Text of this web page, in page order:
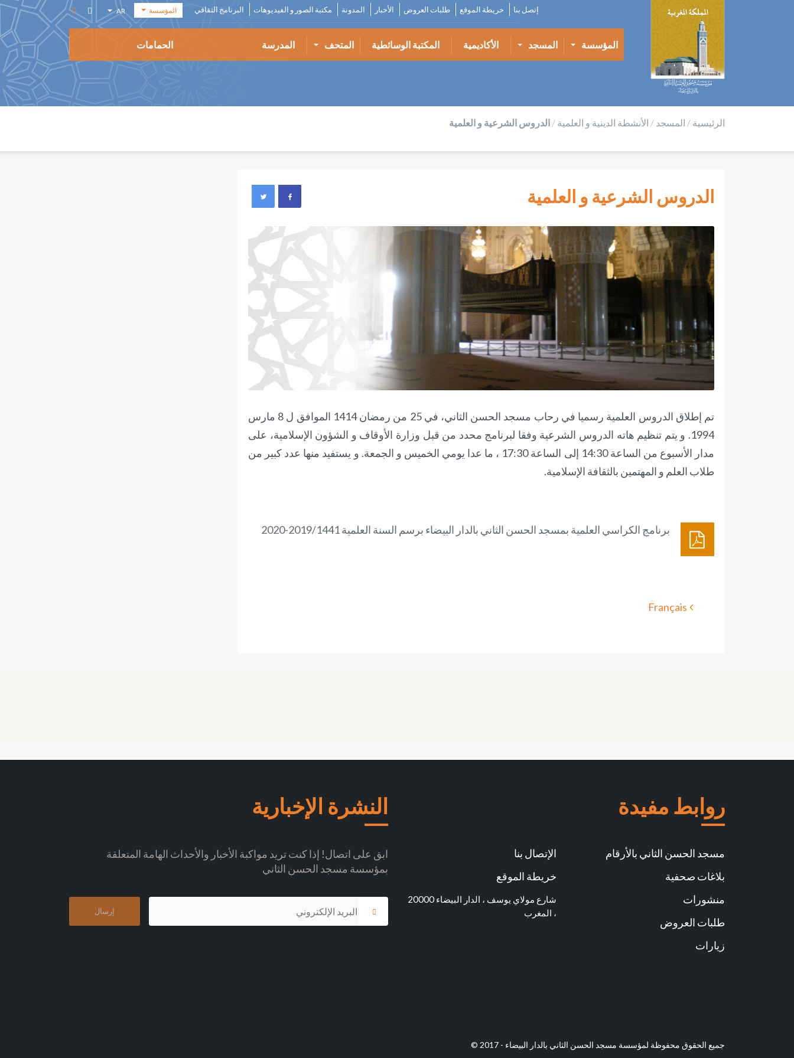
إتصل بنا خريطة الموقع طلبات العروض الأخبار المدونة مكتبة الصور و الفيديوهات البرنامج الثقافي المؤسسة
أكاديمية
الفنون
المؤسسة
AR
EN
ES
المؤسسة المسجد الأكاديمية المكتبة الوسائطية المتحف المدرسة الحمامات
الرئيسية / المسجد / الأنشطة الدينية و العلمية / الدروس الشرعية و العلمية
الدروس الشرعية و العلمية
تم إطلاق الدروس العلمية رسميا في رحاب مسجد الحسن الثاني، في 25 من رمضان 1414 الموافق ل 8 مارس
1994. و يتم تنظيم هاته الدروس الشرعية وفقا لبرنامج محدد من قبل وزارة الأوقاف و الشؤون الإسلامية، على
مدار الأسبوع من الساعة 14:30 إلى الساعة 17:30 ، ما عدا يومي الخميس و الجمعة. و يستفيد منها عدد كبير من
طلاب العلم و المهتمين بالثقافة الإسلامية.
برنامج الكراسي العلمية بمسجد الحسن الثاني بالدار البيضاء برسم السنة العلمية 2019/1441-2020
Français
روابط مفيدة
مسجد الحسن الثاني بالأرقام
بلاغات صحفية
منشورات
طلبات العروض
زيارات
الإتصال بنا
خريطة الموقع
شارع مولاي يوسف ، الدار البيضاء 20000
، المغرب
النشرة الإخبارية
ابق على اتصال! إذا كنت تريد مواكبة الأخبار والأحداث الهامة المتعلقة
بمؤسسة مسجد الحسن الثاني
جميع الحقوق محفوظة لمؤسسة مسجد الحسن الثاني بالدار البيضاء - 2017 ©